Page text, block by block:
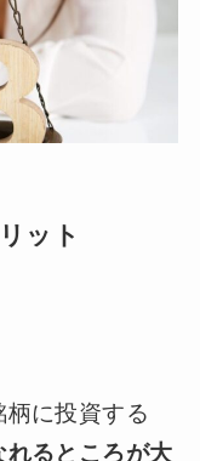
ット
に投資する
るところが大